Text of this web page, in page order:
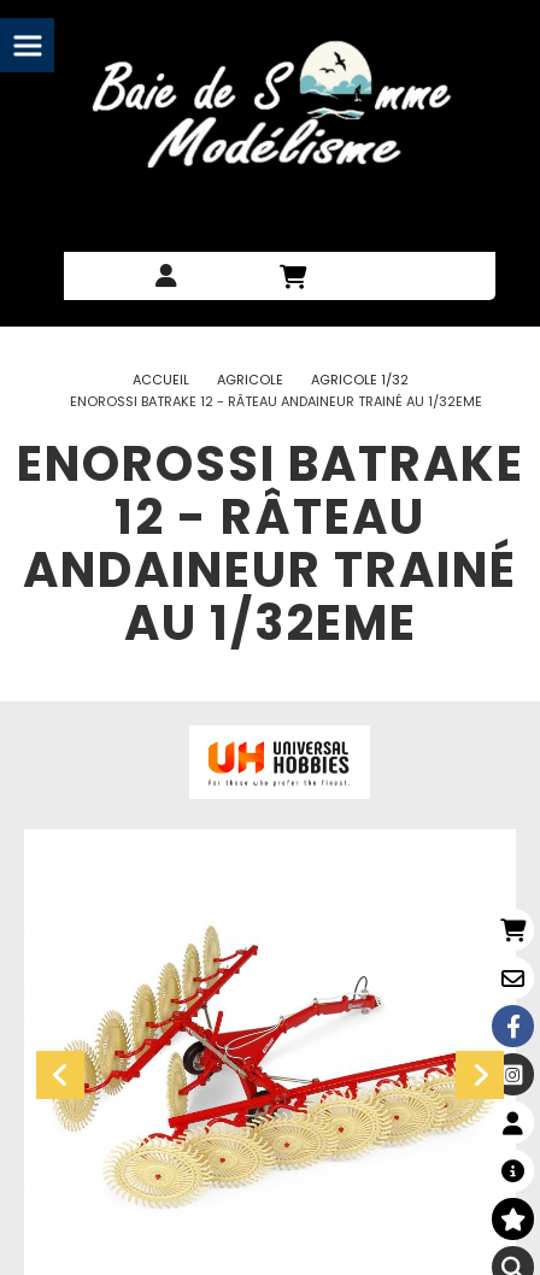
ACCUEIL AGRICOLE
AGRICOLE 1/32
ENOROSSI BATRAKE 12 - RÂTEAU ANDAINEUR TRAINÉ AU 1/32EME
ENOROSSI BATRAKE
12 - RÂTEAU
ANDAINEUR TRAINÉ
AU 1/32EME